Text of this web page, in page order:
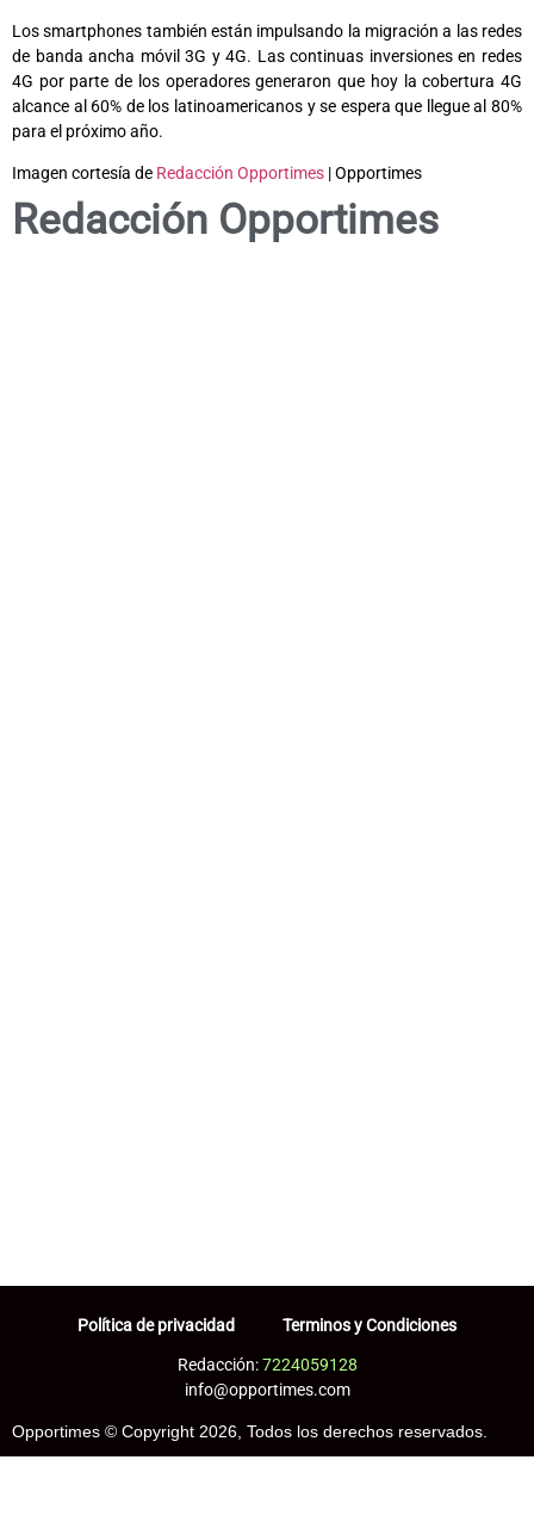
Los smartphones también están impulsando la migración a las redes
de banda ancha móvil 3G y 4G. Las continuas inversiones en redes
4G por parte de los operadores generaron que hoy la cobertura 4G
alcance al 60% de los latinoamericanos y se espera que llegue al 80%
para el próximo año.
Imagen cortesía de Redacción Opportimes | Opportimes
Redacción Opportimes
Política de privacidad Terminos y Condiciones
Redacción:7224059128
info@opportimes.com
Opportimes © Copyright 2026, Todos los derechos reservados.